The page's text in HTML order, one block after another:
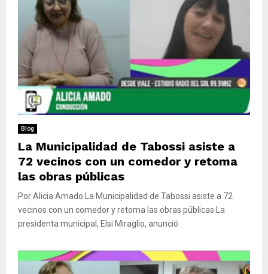
Blog
La Municipalidad de Tabossi asiste a
72 vecinos con un comedor y retoma
las obras públicas
Por Alicia Amado La Municipalidad de Tabossi asiste a 72
vecinos con un comedor y retoma las obras públicas La
presidenta municipal, Elsi Miraglio, anunció